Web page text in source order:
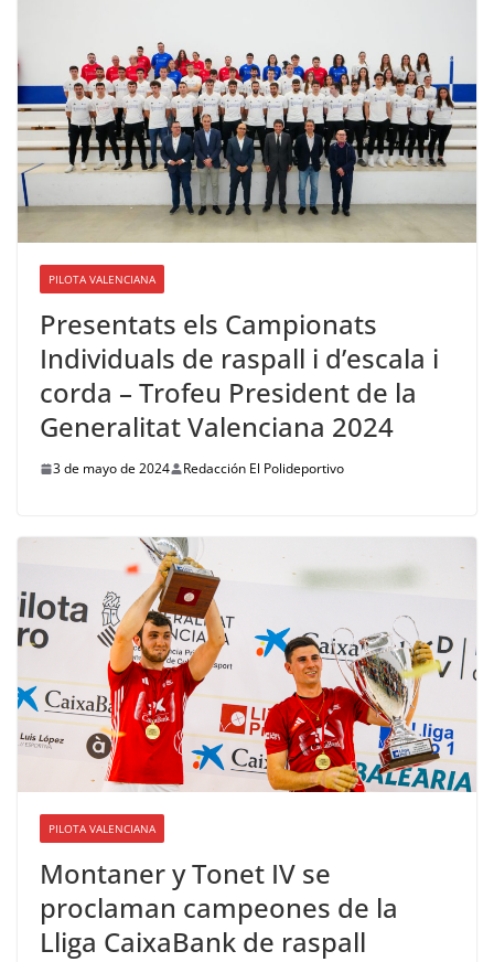
PILOTA VALENCIANA
Presentats els Campionats
Individuals de raspall i d’escala i
corda – Trofeu President de la
Generalitat Valenciana 2024
3 de mayo de 2024 Redacción El Polideportivo
PILOTA VALENCIANA
Montaner y Tonet IV se
proclaman campeones de la
Lliga CaixaBank de raspall